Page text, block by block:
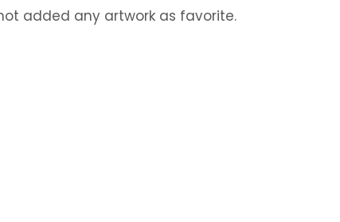
added any artwork as favorite.